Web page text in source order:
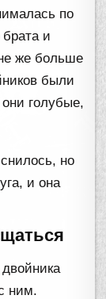
по
и
же больше
были
голубые,
но
и она
ним.